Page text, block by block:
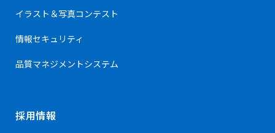
イラスト＆写真コンテスト
情報セキュリティ
品質マネジメントシステム
採用情報